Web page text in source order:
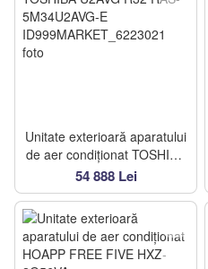
Unitate exterioară aparatului
de aer condiționat TOSHIBA
U2AVG R32 RAS-
5M34U2AVG-E
54 888 Lei